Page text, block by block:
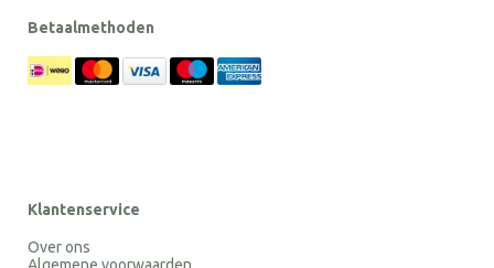
Betaalmethoden
Klantenservice
Over ons